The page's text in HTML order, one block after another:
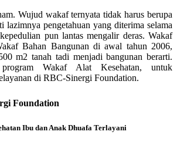
Wujud wakaf ternyata tidak harus berupa
lazimnya pengetahuan yang diterima selama
pun lantas mengalir deras. Wakaf
Bahan Bangunan di awal tahun 2006,
m2 tanah tadi menjadi bangunan berarti.
Wakaf Alat Kesehatan, untuk
di RBC-Sinergi Foundation.
Foundation
Ibu dan Anak Dhuafa Terlayani